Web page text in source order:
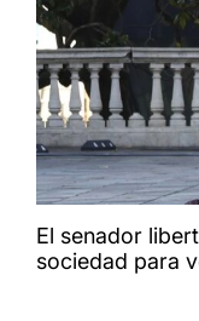
El senador
sociedad para